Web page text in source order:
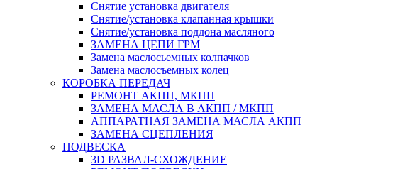
Снятие установка двигателя
Cнятие/установка клапанная крышки
Cнятие/установка поддона масляного
ЗАМЕНА ЦЕПИ ГРМ
Замена маслосьемных колпачков
Замена маслосъемных колец
КОРОБКА ПЕРЕДАЧ
РЕМОНТ АКПП, МКПП
ЗАМЕНА МАСЛА В АКПП / МКПП
АППАРАТНАЯ ЗАМЕНА МАСЛА АКПП
ЗАМЕНА СЦЕПЛЕНИЯ
ПОДВЕСКА
3D РАЗВАЛ-СХОЖДЕНИЕ